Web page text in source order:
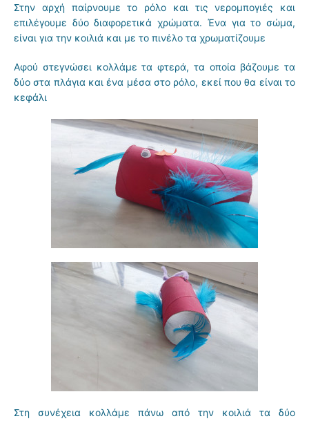
Στην αρχή παίρνουμε το ρόλο και τις νερομπογιές και
επιλέγουμε δύο διαφορετικά χρώματα. Ένα για το σώμα,
είναι για την κοιλιά και με το πινέλο τα χρωματίζουμε
Αφού στεγνώσει κολλάμε τα φτερά, τα οποία βάζουμε τα
δύο στα πλάγια και ένα μέσα στο ρόλο, εκεί που θα είναι το
κεφάλι
Στη συνέχεια κολλάμε πάνω από την κοιλιά τα δύο